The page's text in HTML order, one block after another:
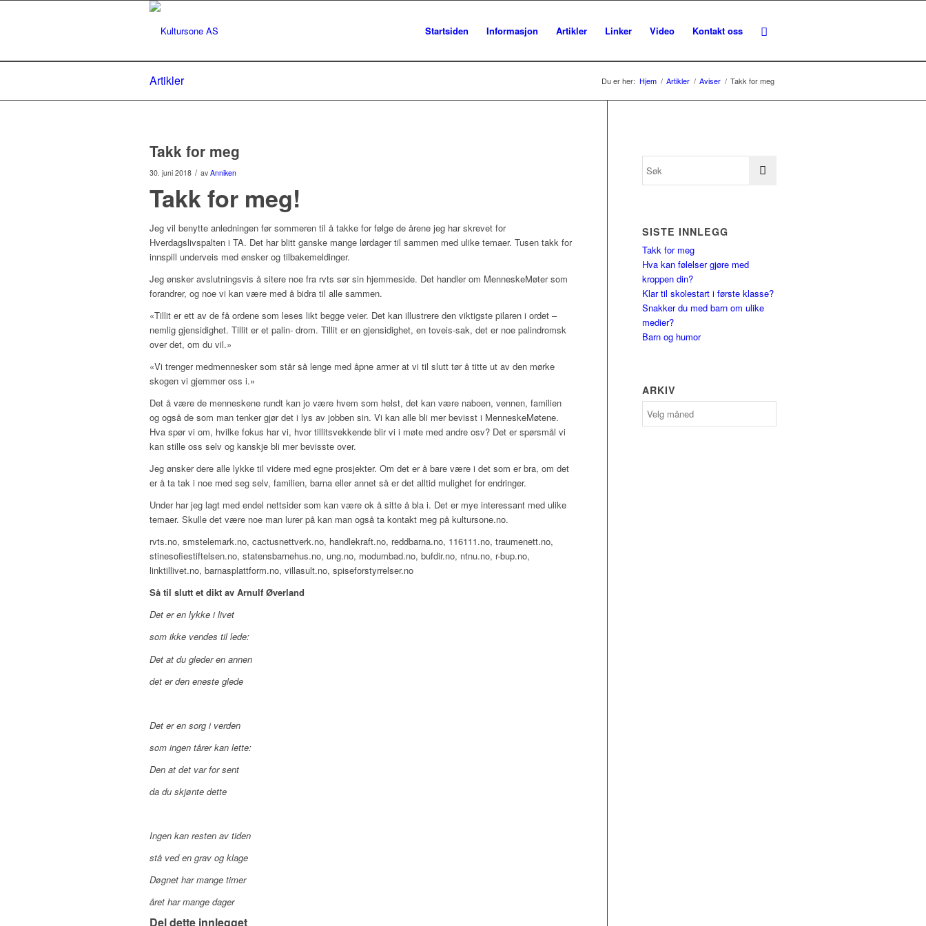
Startsiden Informasjon Artikler Linker Video Kontakt oss
Artikler Du er her: Hjem / Artikler / Aviser / Takk for meg
Takk for meg
30. juni 2018 / av Anniken
Takk for meg!
Jeg vil benytte anledningen før sommeren til å takke for følge de årene jeg har skrevet for
Hverdagslivspalten i TA. Det har blitt ganske mange lørdager til sammen med ulike temaer. Tusen takk for
innspill underveis med ønsker og tilbakemeldinger.
Jeg ønsker avslutningsvis å sitere noe fra rvts sør sin hjemmeside. Det handler om MenneskeMøter som
forandrer, og noe vi kan være med å bidra til alle sammen.
«Tillit er ett av de få ordene som leses likt begge veier. Det kan illustrere den viktigste pilaren i ordet –
nemlig gjensidighet. Tillit er et palin- drom. Tillit er en gjensidighet, en toveis-sak, det er noe palindromsk
over det, om du vil.»
«Vi trenger medmennesker som står så lenge med åpne armer at vi til slutt tør å titte ut av den mørke
skogen vi gjemmer oss i.»
Det å være de menneskene rundt kan jo være hvem som helst, det kan være naboen, vennen, familien
og også de som man tenker gjør det i lys av jobben sin. Vi kan alle bli mer bevisst i MenneskeMøtene.
Hva spør vi om, hvilke fokus har vi, hvor tillitsvekkende blir vi i møte med andre osv? Det er spørsmål vi
kan stille oss selv og kanskje bli mer bevisste over.
Jeg ønsker dere alle lykke til videre med egne prosjekter. Om det er å bare være i det som er bra, om det
er å ta tak i noe med seg selv, familien, barna eller annet så er det alltid mulighet for endringer.
Under har jeg lagt med endel nettsider som kan være ok å sitte å bla i. Det er mye interessant med ulike
temaer. Skulle det være noe man lurer på kan man også ta kontakt meg på kultursone.no.
rvts.no, smstelemark.no, cactusnettverk.no, handlekraft.no, reddbarna.no, 116111.no, traumenett.no,
stinesofiestiftelsen.no, statensbarnehus.no, ung.no, modumbad.no, bufdir.no, ntnu.no, r-bup.no,
linktillivet.no, barnasplattform.no, villasult.no, spiseforstyrrelser.no
Så til slutt et dikt av Arnulf Øverland
Det er en lykke i livet
som ikke vendes til lede:
Det at du gleder en annen
det er den eneste glede
Det er en sorg i verden
som ingen tårer kan lette:
Den at det var for sent
da du skjønte dette
Ingen kan resten av tiden
stå ved en grav og klage
Døgnet har mange timer
året har mange dager
Del dette innlegget
SISTE INNLEGG
Takk for meg
Hva kan følelser gjøre med
kroppen din?
Klar til skolestart i første klasse?
Snakker du med barn om ulike
medier?
Barn og humor
ARKIV